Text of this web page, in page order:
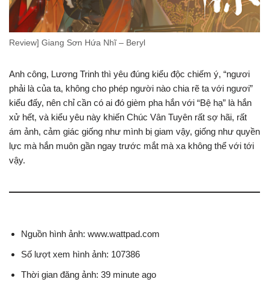
Review] Giang Sơn Hứa Nhĩ – Beryl
Anh công, Lương Trinh thì yêu đúng kiểu độc chiếm ý, “ngươi
phải là của ta, không cho phép người nào chia rẽ ta với ngươi”
kiểu đấy, nên chỉ cần có ai đó gièm pha hắn với “Bệ hạ” là hắn
xử hết, và kiểu yêu này khiến Chúc Vân Tuyên rất sợ hãi, rất
ám ảnh, cảm giác giống như mình bị giam vậy, giống như quyền
lực mà hắn muôn gần ngay trước mắt mà xa không thể với tới
vậy.
Nguồn hình ảnh: www.wattpad.com
Số lượt xem hình ảnh: 107386
Thời gian đăng ảnh: 39 minute ago